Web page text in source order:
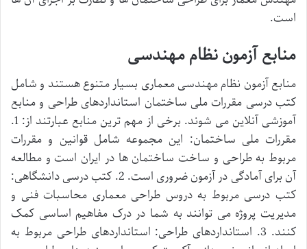
است.
منابع آزمون نظام مهندسی
منابع آزمون نظام مهندسی معماری بسیار متنوع هستند و شامل
کتب درسی مقررات ملی ساختمان استانداردهای طراحی و منابع
آموزشی آنلاین می شوند. برخی از مهم ترین منابع عبارتند از: 1.
مقررات ملی ساختمان: این مجموعه شامل قوانین و مقررات
مربوط به طراحی و ساخت ساختمان ها در ایران است و مطالعه
آن برای آمادگی در آزمون ضروری است. 2. کتب درسی دانشگاهی:
کتب درسی مربوط به دروس طراحی معماری محاسبات فنی و
مدیریت پروژه می توانند به شما در درک مفاهیم اساسی کمک
کنند. 3. استانداردهای طراحی: استانداردهای طراحی مربوط به